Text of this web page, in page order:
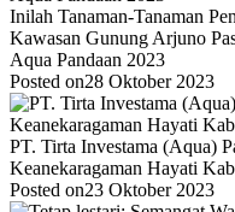
Inilah Tanaman-Tanaman
Kawasan Gunung Arjuno
Aqua Pandaan 2023
Posted on28 Oktober 2023
PT. Tirta Investama (Aqua)
Keanekaragaman Hayati
Posted on23 Oktober 2023